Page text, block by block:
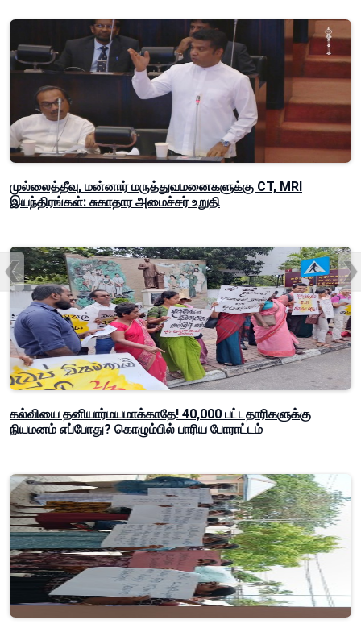
முல்லைத்தீவு, மன்னார் மருத்துவமனைகளுக்கு CT, MRI
இயந்திரங்கள்: சுகாதார அமைச்சர் உறுதி
கல்வியை தனியார்மயமாக்காதே! 40,000 பட்டதாரிகளுக்கு
நியமனம் எப்போது? கொழும்பில் பாரிய போராட்டம்